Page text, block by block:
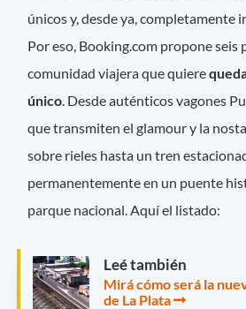
únicos y, desde ya, completamente
Por eso, Booking.com propone seis
comunidad viajera que quiere
único . Desde auténticos vagones
que transmiten el glamour y la
sobre rieles hasta un tren
permanentemente en un puente
parque nacional. Aquí el listado:
Leé también
Mirá cómo será la
de La Plata